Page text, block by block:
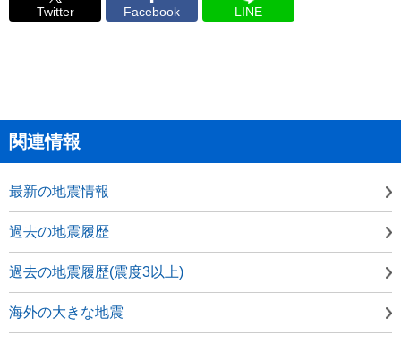
Twitter Facebook LINE
関連情報
最新の地震情報
過去の地震履歴
過去の地震履歴(震度3以上)
海外の大きな地震